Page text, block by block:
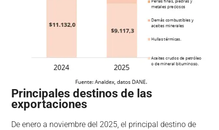
Principales destinos de las
exportaciones
De enero a noviembre del 2025, el principal destino de